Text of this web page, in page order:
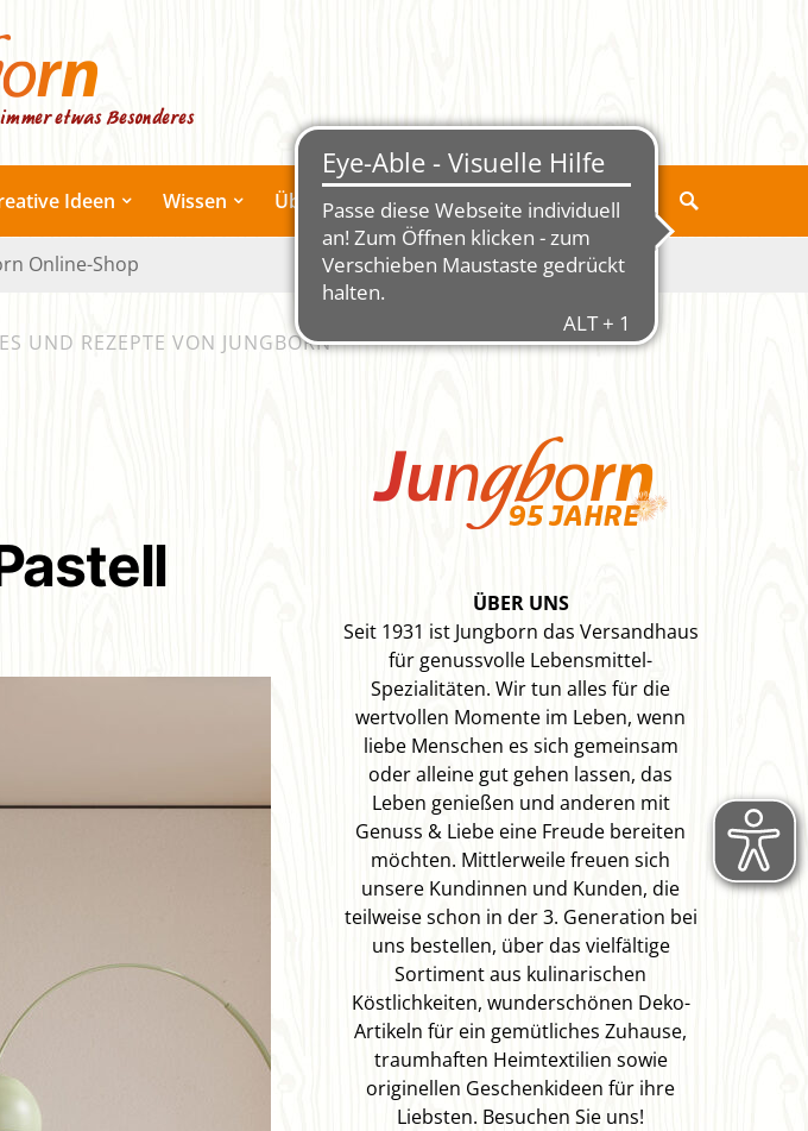
Ideen Wissen Über Jungborn
Online-Shop
UND REZEPTE VON JUNGBORN
ÜBER UNS
Seit 1931 ist Jungborn das Versandhaus
für genussvolle Lebensmittel-
Spezialitäten. Wir tun alles für die
wertvollen Momente im Leben, wenn
liebe Menschen es sich gemeinsam
oder alleine gut gehen lassen, das
Leben genießen und anderen mit
Genuss & Liebe eine Freude bereiten
möchten. Mittlerweile freuen sich
unsere Kundinnen und Kunden, die
teilweise schon in der 3. Generation bei
uns bestellen, über das vielfältige
Sortiment aus kulinarischen
Köstlichkeiten, wunderschönen Deko-
Artikeln für ein gemütliches Zuhause,
traumhaften Heimtextilien sowie
originellen Geschenkideen für ihre
Liebsten. Besuchen Sie uns!